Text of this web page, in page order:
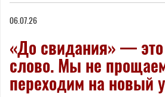
06.07.26
«До свидания» —
слово. Мы не
переходим на новый